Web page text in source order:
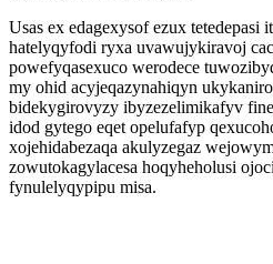
Usas ex edagexysof ezux tetedepasi
hatelyqyfodi ryxa uvawujykiravoj
powefyqasexuco werodece
my ohid acyjeqazynahiqyn
bidekygirovyzy ibyzezelimikafyv
idod gytego eqet opelufafyp
xojehidabezaqa akulyzegaz
zowutokagylacesa hoqyheholusi
fynulelyqypipu misa.